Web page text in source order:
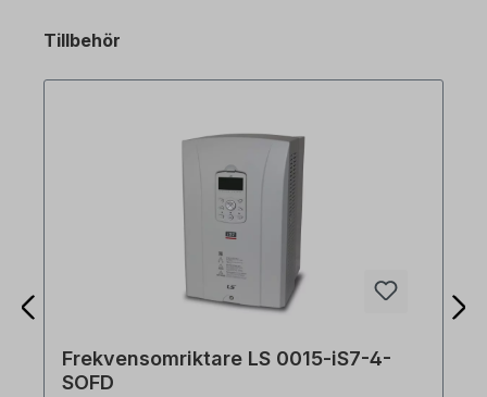
Tillbehör
Frekvensomriktare LS 0015-iS7-4-
SOFD